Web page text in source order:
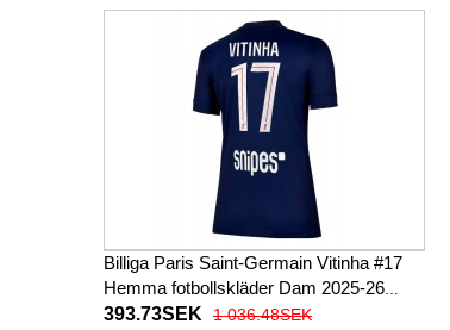
Billiga Paris Saint-Germain Vitinha #17
Hemma fotbollskläder Dam 2025-26
Kortärmad
393.73SEK 1 036.48SEK